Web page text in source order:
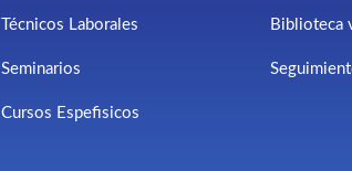
Técnicos Laborales
Seminarios
Cursos Espefisicos
Biblioteca